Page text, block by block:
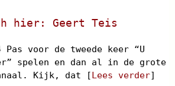
hier: Geert Teis
voor de tweede keer “U
spelen en dan al in de grote
Kijk, dat [Lees verder]